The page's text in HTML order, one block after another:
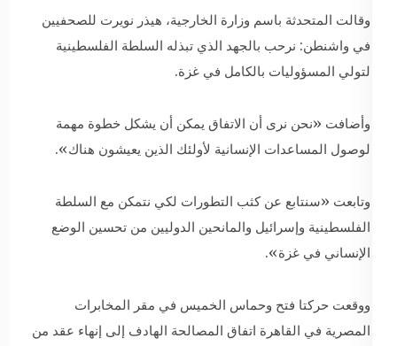
وقالت المتحدثة باسم وزارة الخارجية، هيذر نويرت للصحفيين
في واشنطن: نرحب بالجهد الذي تبذله السلطة الفلسطينية
لتولي المسؤوليات بالكامل في غزة.
وأضافت «نحن نرى أن الاتفاق يمكن أن يشكل خطوة مهمة
لوصول المساعدات الإنسانية لأولئك الذين يعيشون هناك».
وتابعت «سنتابع عن كثب التطورات لكي نتمكن مع السلطة
الفلسطينية وإسرائيل والمانحين الدوليين من تحسين الوضع
الإنساني في غزة».
ووقعت حركتا فتح وحماس الخميس في مقر المخابرات
المصرية في القاهرة اتفاق المصالحة الهادف إلى إنهاء عقد من